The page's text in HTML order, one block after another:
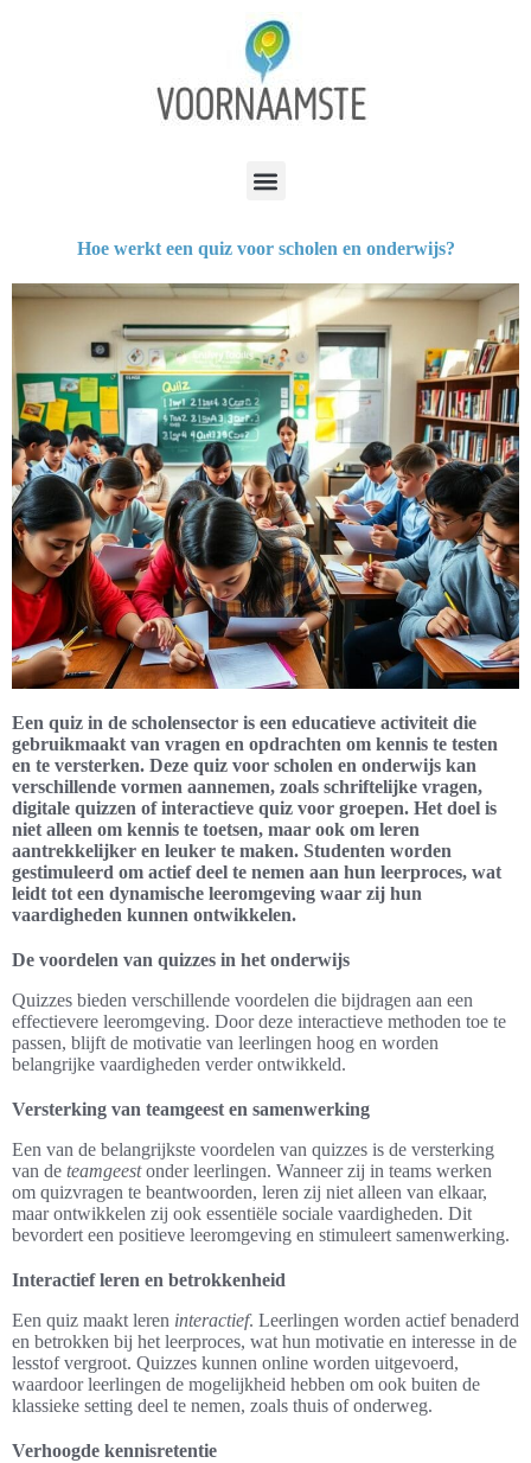
Hoe werkt een quiz voor scholen en onderwijs?
Een quiz in de scholensector is een educatieve activiteit die
gebruikmaakt van vragen en opdrachten om kennis te testen
en te versterken. Deze quiz voor scholen en onderwijs kan
verschillende vormen aannemen, zoals schriftelijke vragen,
digitale quizzen of interactieve quiz voor groepen. Het doel is
niet alleen om kennis te toetsen, maar ook om leren
aantrekkelijker en leuker te maken. Studenten worden
gestimuleerd om actief deel te nemen aan hun leerproces, wat
leidt tot een dynamische leeromgeving waar zij hun
vaardigheden kunnen ontwikkelen.
De voordelen van quizzes in het onderwijs
Quizzes bieden verschillende voordelen die bijdragen aan een
effectievere leeromgeving. Door deze interactieve methoden toe te
passen, blijft de motivatie van leerlingen hoog en worden
belangrijke vaardigheden verder ontwikkeld.
Versterking van teamgeest en samenwerking
Een van de belangrijkste voordelen van quizzes is de versterking
van de teamgeestonder leerlingen. Wanneer zij in teams werken
om quizvragen te beantwoorden, leren zij niet alleen van elkaar,
maar ontwikkelen zij ook essentiële sociale vaardigheden. Dit
bevordert een positieve leeromgeving en stimuleert samenwerking.
Interactief leren en betrokkenheid
Een quiz maakt leren interactief. Leerlingen worden actief benaderd
en betrokken bij het leerproces, wat hun motivatie en interesse in de
lesstof vergroot. Quizzes kunnen online worden uitgevoerd,
waardoor leerlingen de mogelijkheid hebben om ook buiten de
klassieke setting deel te nemen, zoals thuis of onderweg.
Verhoogde kennisretentie